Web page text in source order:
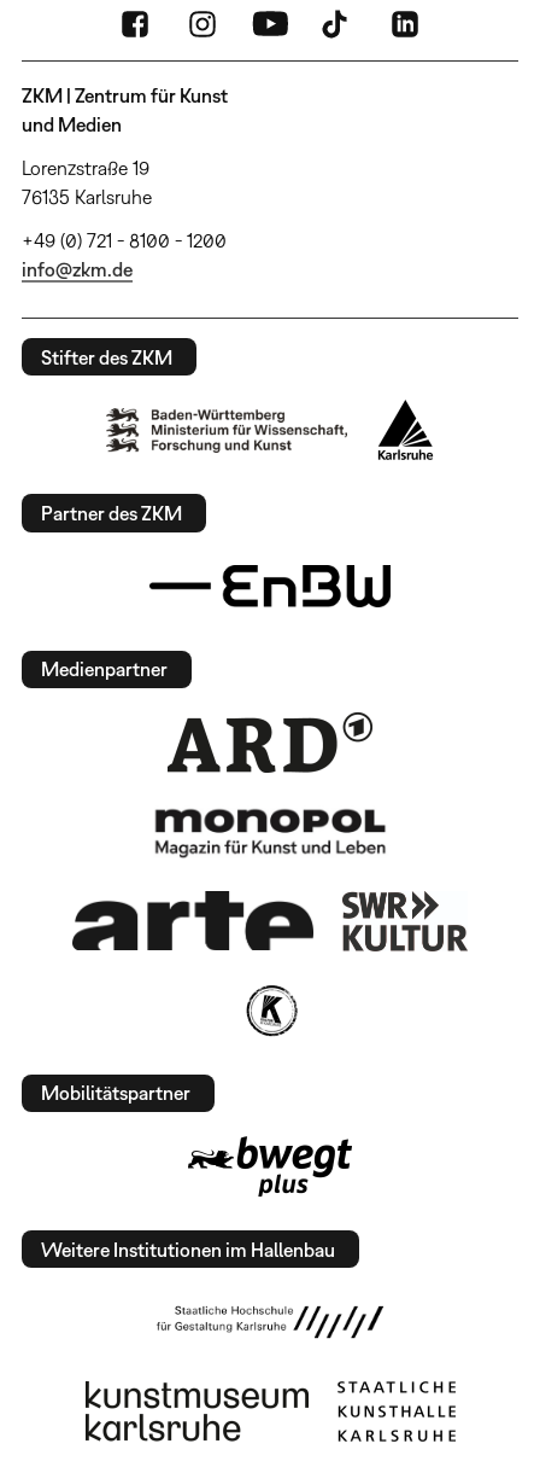
ZKM | Zentrum für Kunst
und Medien
Lorenzstraße 19
76135 Karlsruhe
+49 (0) 721 - 8100 - 1200
info@zkm.de
Stifter des ZKM
Partner des ZKM
Medienpartner
Mobilitätspartner
Weitere Institutionen im Hallenbau